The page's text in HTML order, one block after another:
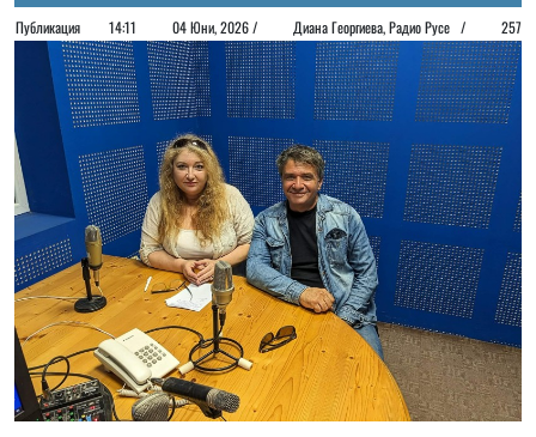
Публикация 14:11 04 Юни, 2026 / Диана Георгиeва, Радио Русе / 257